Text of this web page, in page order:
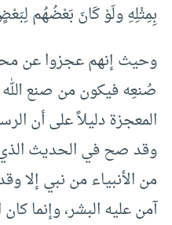
بِمِثْلِهِ ولَوْ كَانَ بَعْضُهُم
وحيث إنهم عجزوا عن
صُنعِه فيكون من صنع
المعجزة دليلاً على أن
وقد صح في الحديث الذي
من الأنبياء من نبي إلا
آمن عليه البشر، وإنما